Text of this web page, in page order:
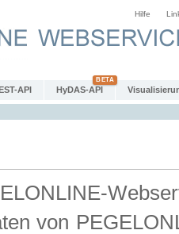
Hilfe
API HyDAS-API
von